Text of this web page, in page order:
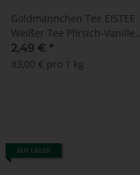
Goldmännchen Tee EISTEE
Weißer Tee Pfirsich-Vanille -
MHD: 31.07.2025 !! (20
Tassenbeutel)
2,49 € *
83,00 € pro 1 kg
AUF LAGER